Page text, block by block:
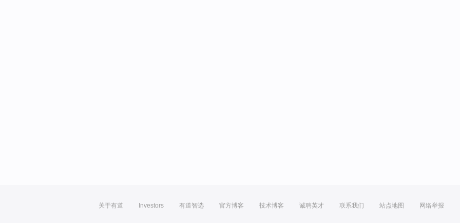
关于有道 Investors 有道智选 官方博客 技术博客 诚聘英才 联系我们 站点地图 网络举报